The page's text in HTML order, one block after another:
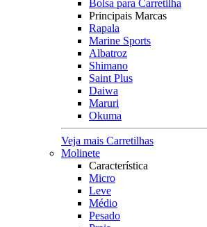
Bolsa para Carretilha
Principais Marcas
Rapala
Marine Sports
Albatroz
Shimano
Saint Plus
Daiwa
Maruri
Okuma
Veja mais Carretilhas
Molinete
Característica
Micro
Leve
Médio
Pesado